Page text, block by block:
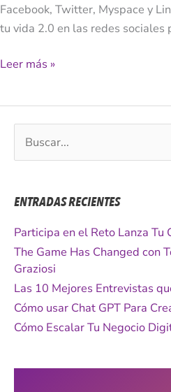
Facebook, Twitter, Myspace y
tu vida 2.0 en las redes sociales
Leer más »
u
a
r
o
r
:
ENTRADAS RECIENTES
Participa en el Reto Lanza Tu
The Game Has Changed con
Graziosi
Las 10 Mejores Entrevistas
Cómo usar Chat GPT Para
Cómo Escalar Tu Negocio